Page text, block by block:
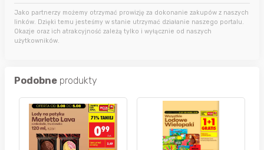
Jako partnerzy możemy otrzymać prowizję za dokonanie zakupów z naszych
linków. Dzięki temu jesteśmy w stanie utrzymać działanie naszego portalu.
Okazje oraz ich atrakcyjność zależą tylko i wyłącznie od naszych
użytkowników.
Podobne produkty